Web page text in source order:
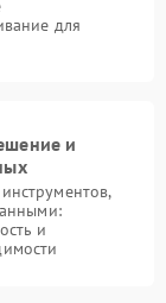
для
и
и